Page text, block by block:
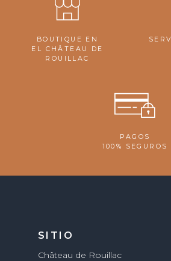
BOUTIQUE EN
EL CHÂTEAU DE
ROUILLAC
PAGOS
100% SEGUROS
SITIO
Château de Rouillac